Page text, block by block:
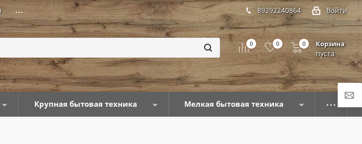
... Войти
89292240864
0 0 Корзина
пуста
0
Крупная бытовая техника Мелкая бытовая техника